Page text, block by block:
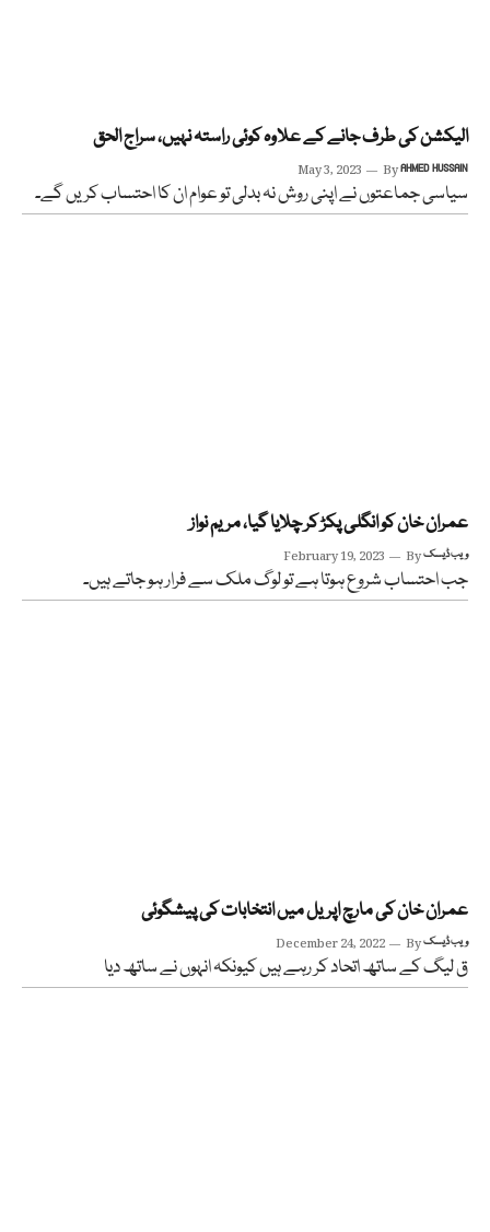
الیکشن کی طرف جانے کے علاوہ کوئی راستہ نہیں، سراج الحق
May 3, 2023 ByAHMED HUSSAIN
سیاسی جماعتوں نے اپنی روش نہ بدلی تو عوام ان کا احتساب کریں گے۔
عمران خان کو انگلی پکڑ کر چلایا گیا، مریم نواز
February 19, 2023 Byویب ڈیسک
جب احتساب شروع ہوتا ہے تو لوگ ملک سے فرار ہو جاتے ہیں۔
عمران خان کی مارچ اپریل میں انتخابات کی پیشگوئی
December 24, 2022 Byویب ڈیسک
ق لیگ کے ساتھ اتحاد کر رہے ہیں کیونکہ انہوں نے ساتھ دیا